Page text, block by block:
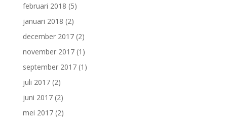
februari 2018 (5)
januari 2018 (2)
december 2017(2)
november 2017(1)
september 2017(1)
juli 2017(2)
juni 2017(2)
mei 2017(2)